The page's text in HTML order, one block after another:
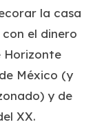
la casa
el dinero
Horizonte
México (y
y de
XX.